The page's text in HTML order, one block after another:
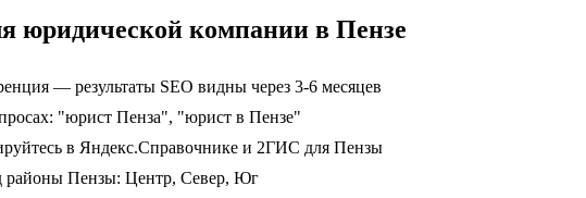
юридической компании в Пензе
— результаты SEO видны через 3-6 месяцев
"юрист Пенза", "юрист в Пензе"
в Яндекс.Справочнике и 2ГИС для Пензы
районы Пензы: Центр, Север, Юг